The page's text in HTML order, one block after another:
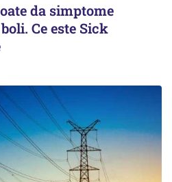
da simptome
Ce este Sick